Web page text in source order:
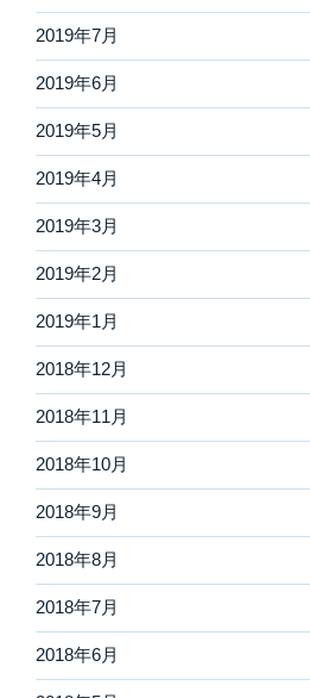
2019年7月
2019年6月
2019年5月
2019年4月
2019年3月
2019年2月
2019年1月
2018年12月
2018年11月
2018年10月
2018年9月
2018年8月
2018年7月
2018年6月